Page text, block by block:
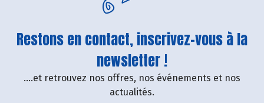
Restons en contact, inscrivez-vous à la
newsletter !
....et retrouvez nos offres, nos événements et nos
actualités.